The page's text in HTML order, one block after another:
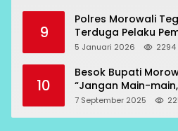
9
Polres Morowali
Terduga Pelaku
RCP Sesuai Prosedur
5 Januari 2026 2294
10
Besok Bupati
“Jangan Main-
7 September 2025